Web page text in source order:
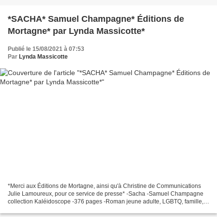
*SACHA* Samuel Champagne* Éditions de
Mortagne* par Lynda Massicotte*
Publié le 15/08/2021 à 07:53
Par Lynda Massicotte
*Merci aux Éditions de Mortagne, ainsi qu'à Christine de Communications
Julie Lamoureux, pour ce service de presse* -Sacha -Samuel Champagne
collection Kaléidoscope -376 pages -Roman jeune adulte, LGBTQ, famille,